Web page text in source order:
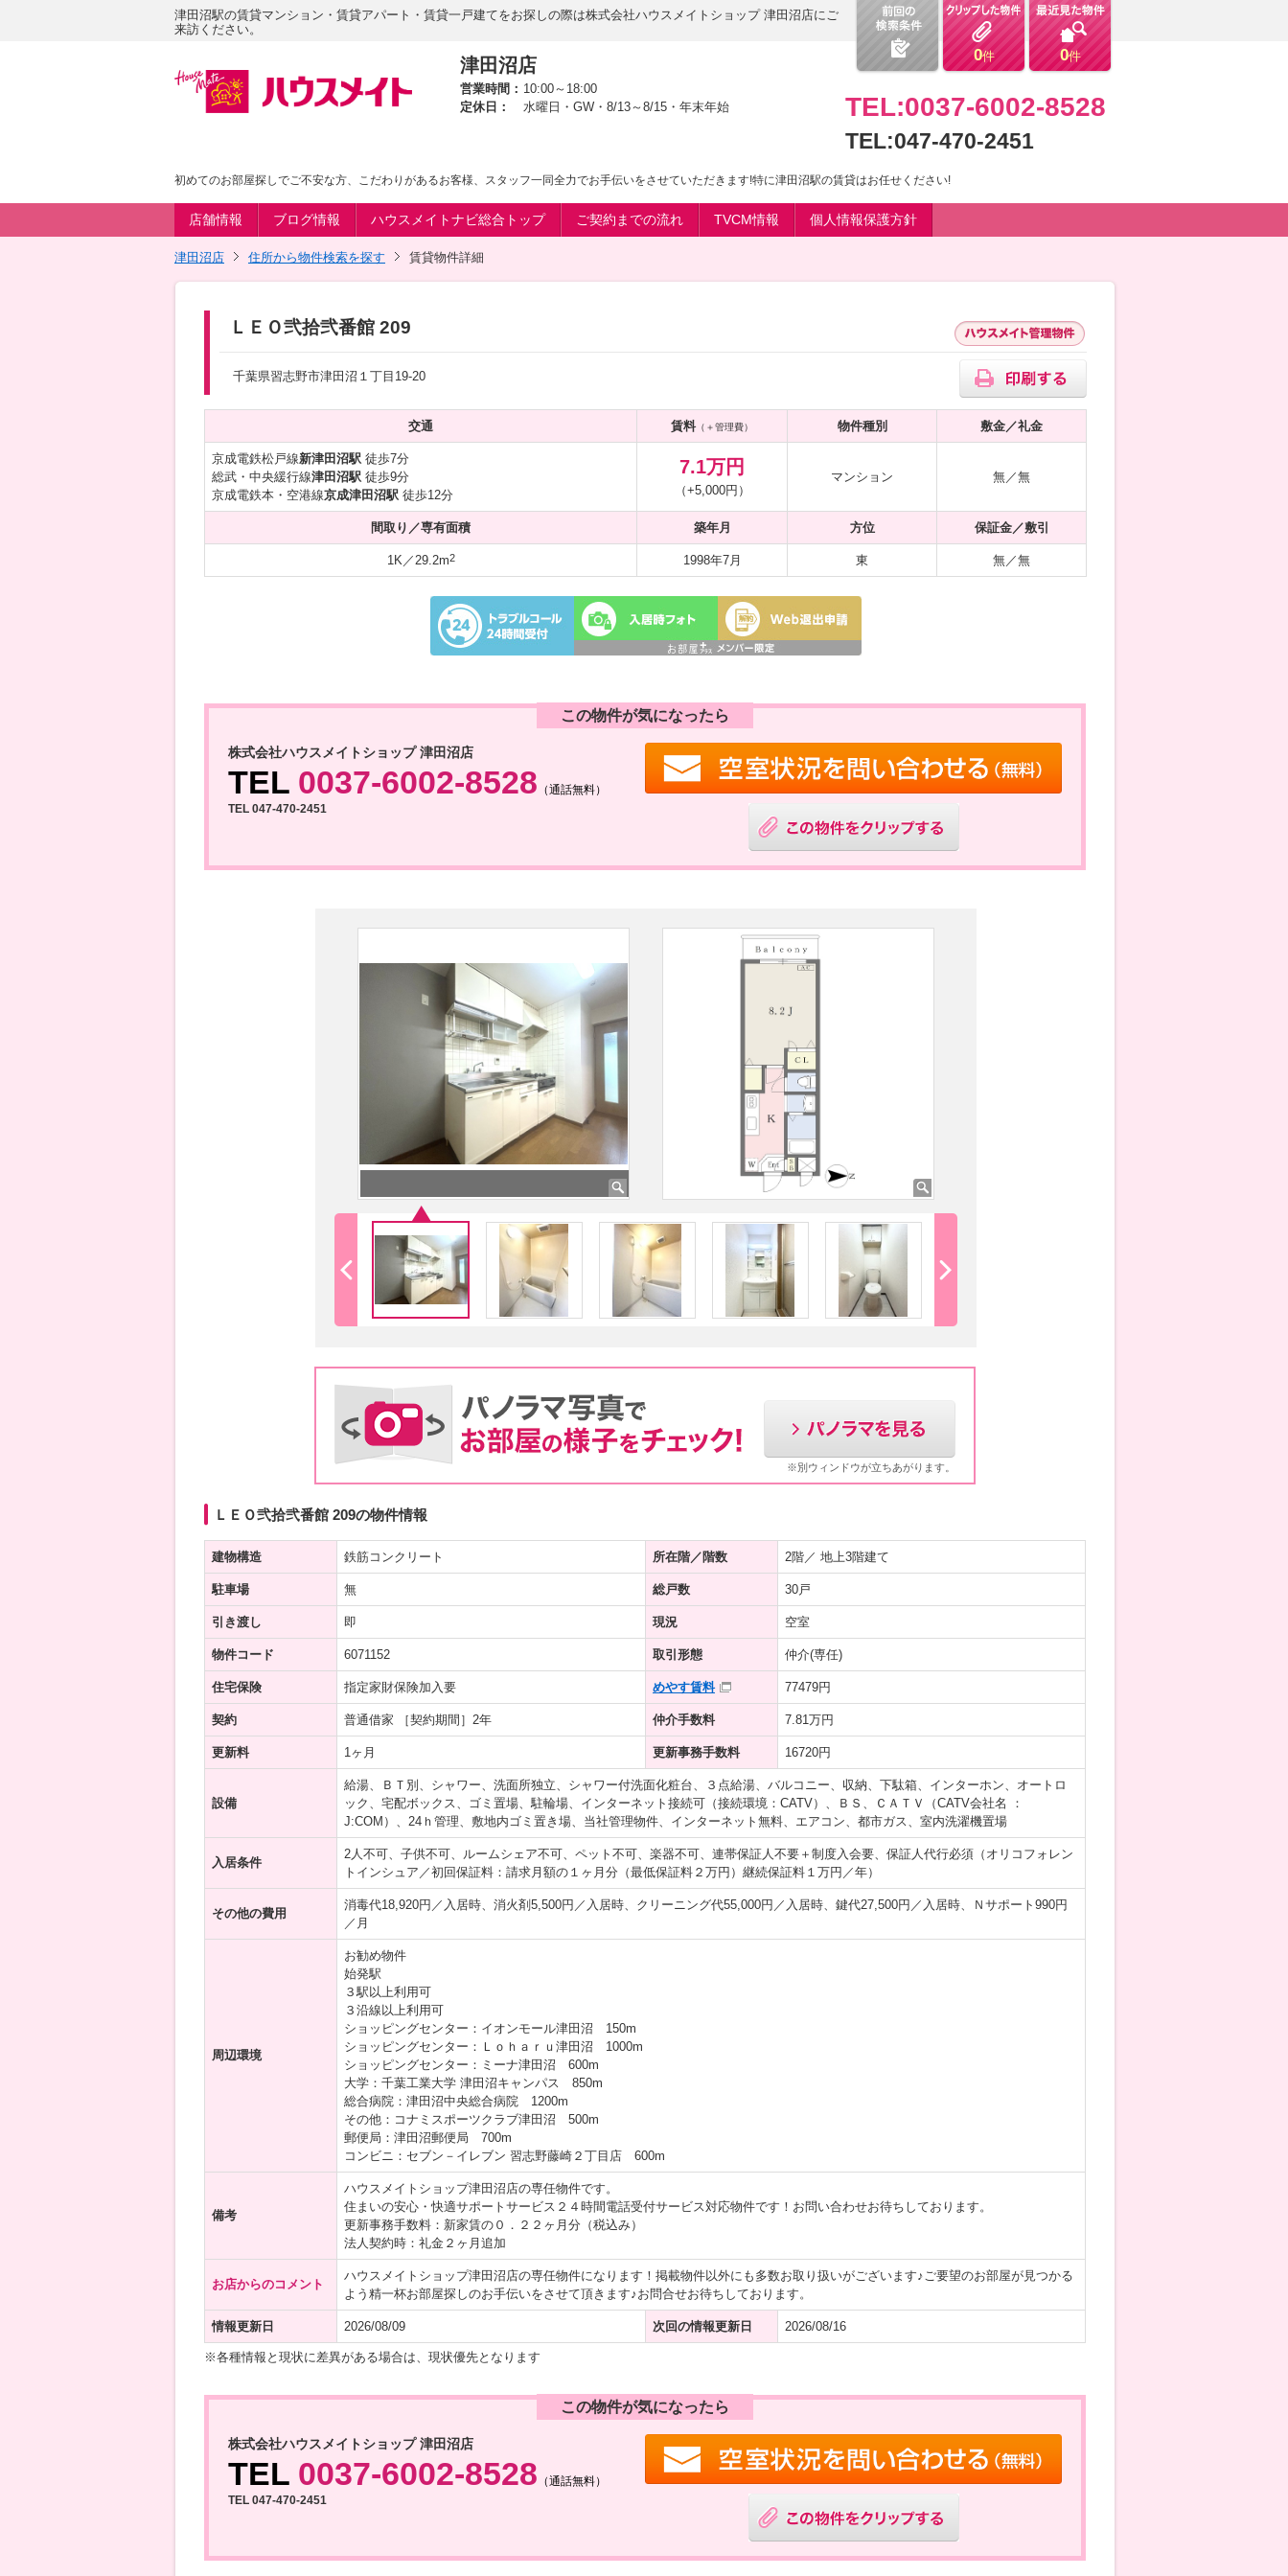
0件 0件
津田沼駅の賃貸マンション・賃貸アパート・賃貸一戸建てをお探しの際は株式会社ハウスメイトショップ 津田沼店にご
来訪ください。
津田沼店
営業時間： 10:00～18:00
定休日：
水曜日・GW・8/13～8/15・年末年始 TEL:0037-6002-8528
TEL:047-470-2451
初めてのお部屋探しでご不安な方、こだわりがあるお客様、スタッフ一同全力でお手伝いをさせていただきます!特に津田沼駅の賃貸はお任せください!
店舗情報 ブログ情報 ハウスメイトナビ総合トップ ご契約までの流れ TVCM情報 個人情報保護方針
津田沼店 住所から物件検索を探す 賃貸物件詳細
ＬＥＯ弐拾弐番館 209
千葉県習志野市津田沼１丁目19-20
交通 賃料（＋管理費） 物件種別 敷金／礼金
京成電鉄松戸線新津田沼駅 徒歩7分
総武・中央緩行線津田沼駅 徒歩9分
京成電鉄本・空港線京成津田沼駅 徒歩12分
7.1万円
（+5,000円）
マンション 無／無
間取り／専有面積 築年月 方位 保証金／敷引
1K／29.2m2 1998年7月 東 無／無
この物件が気になったら
株式会社ハウスメイトショップ 津田沼店
TEL 0037-6002-8528 （通話無料）
TEL 047-470-2451
※別ウィンドウが立ちあがります。
ＬＥＯ弐拾弐番館 209の物件情報
建物構造 鉄筋コンクリート 所在階／階数 2階／ 地上3階建て
駐車場 無 総戸数 30戸
引き渡し 即 現況 空室
物件コード 6071152 取引形態 仲介(専任)
住宅保険 指定家財保険加入要 めやす賃料 77479円
契約 普通借家 ［契約期間］2年 仲介手数料 7.81万円
更新料 1ヶ月 更新事務手数料 16720円
設備
給湯、ＢＴ別、シャワー、洗面所独立、シャワー付洗面化粧台、３点給湯、バルコニー、収納、下駄箱、インターホン、オートロ
ック、宅配ボックス、ゴミ置場、駐輪場、インターネット接続可（接続環境：CATV）、ＢＳ、ＣＡＴＶ（CATV会社名 ：
J:COM）、24ｈ管理、敷地内ゴミ置き場、当社管理物件、インターネット無料、エアコン、都市ガス、室内洗濯機置場
入居条件
2人不可、子供不可、ルームシェア不可、ペット不可、楽器不可、連帯保証人不要＋制度入会要、保証人代行必須（オリコフォレン
トインシュア／初回保証料：請求月額の１ヶ月分（最低保証料２万円）継続保証料１万円／年）
その他の費用
消毒代18,920円／入居時、消火剤5,500円／入居時、クリーニング代55,000円／入居時、鍵代27,500円／入居時、Ｎサポート990円
／月
周辺環境
お勧め物件
始発駅
３駅以上利用可
３沿線以上利用可
ショッピングセンター：イオンモール津田沼 150m
ショッピングセンター：Ｌｏｈａｒｕ津田沼 1000m
ショッピングセンター：ミーナ津田沼 600m
大学：千葉工業大学 津田沼キャンパス 850m
総合病院：津田沼中央総合病院 1200m
その他：コナミスポーツクラブ津田沼 500m
郵便局：津田沼郵便局 700m
コンビニ：セブン－イレブン 習志野藤崎２丁目店 600m
備考
ハウスメイトショップ津田沼店の専任物件です。
住まいの安心・快適サポートサービス２４時間電話受付サービス対応物件です！お問い合わせお待ちしております。
更新事務手数料：新家賃の０．２２ヶ月分（税込み）
法人契約時：礼金２ヶ月追加
お店からのコメント
ハウスメイトショップ津田沼店の専任物件になります！掲載物件以外にも多数お取り扱いがございます♪ご要望のお部屋が見つかる
よう精一杯お部屋探しのお手伝いをさせて頂きます♪お問合せお待ちしております。
情報更新日 2026/08/09 次回の情報更新日 2026/08/16
※各種情報と現状に差異がある場合は、現状優先となります
この物件が気になったら
株式会社ハウスメイトショップ 津田沼店
TEL 0037-6002-8528 （通話無料）
TEL 047-470-2451